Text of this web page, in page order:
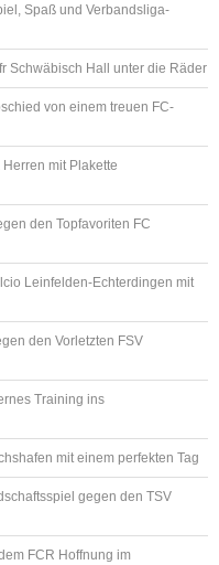
Spaß und Verbandsliga-
Schwäbisch Hall unter die Räder
von einem treuen FC-
mit Plakette
den Topfavoriten FC
Leinfelden-Echterdingen mit
den Vorletzten FSV
Training ins
mit einem perfekten Tag
gegen den TSV
FCR Hoffnung im